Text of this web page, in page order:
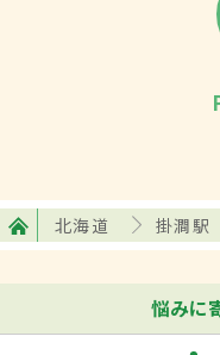
北海道 掛澗駅
悩みに